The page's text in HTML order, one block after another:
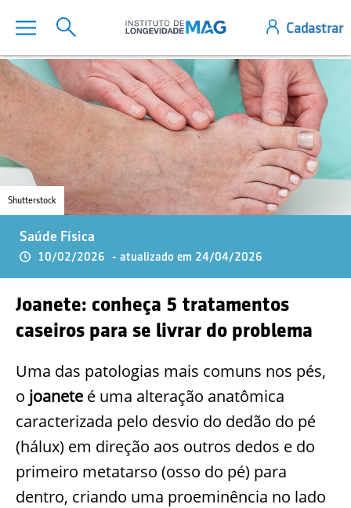
Shutterstock
Saúde Física
10/02/2026 - atualizado em 24/04/2026
Joanete: conheça 5 tratamentos
caseiros para se livrar do problema
Uma das patologias mais comuns nos pés,
o joanete é uma alteração anatômica
caracterizada pelo desvio do dedão do pé
(hálux) em direção aos outros dedos e do
primeiro metatarso (osso do pé) para
dentro, criando uma proeminência no lado